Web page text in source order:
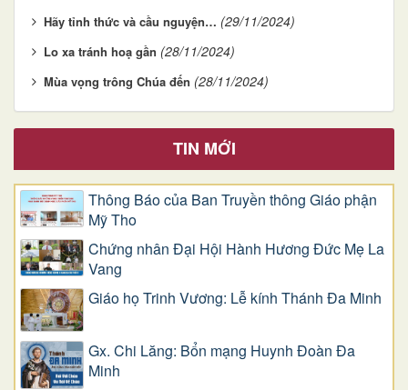
Hãy tỉnh thức và cầu nguyện… (29/11/2024)
Lo xa tránh hoạ gần (28/11/2024)
Mùa vọng trông Chúa đến (28/11/2024)
TIN MỚI
Thông Báo của Ban Truyền thông Giáo phận
Mỹ Tho
Chứng nhân Đại Hội Hành Hương Đức Mẹ La
Vang
Giáo họ Trinh Vương: Lễ kính Thánh Đa Minh
Gx. Chi Lăng: Bổn mạng Huynh Đoàn Đa
Minh